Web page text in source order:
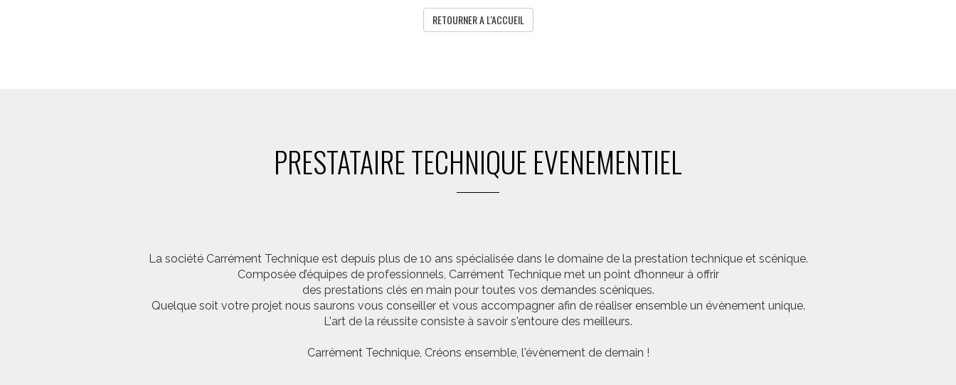
RETOURNER A L'ACCUEIL
PRESTATAIRE TECHNIQUE EVENEMENTIEL
La société Carrément Technique est depuis plus de 10 ans spécialisée dans le domaine de la prestation technique et scénique.
Composée d’équipes de professionnels, Carrément Technique met un point d’honneur à offrir
des prestations clés en main pour toutes vos demandes scéniques.
Quelque soit votre projet nous saurons vous conseiller et vous accompagner afin de réaliser ensemble un évènement unique.
L'art de la réussite consiste à savoir s'entoure des meilleurs.
Carrément Technique, Créons ensemble, l'évènement de demain !